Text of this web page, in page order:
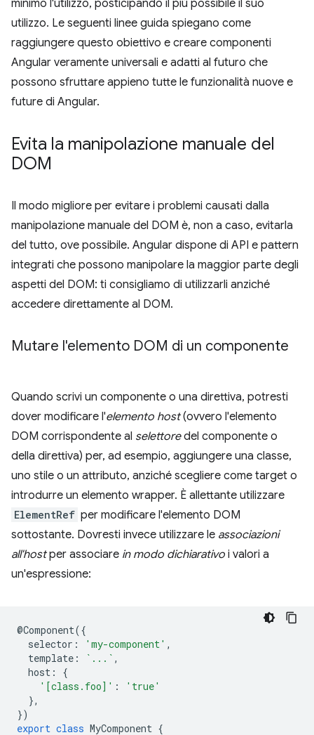
minimo l'utilizzo, posticipando il più possibile il suo
utilizzo. Le seguenti linee guida spiegano come
raggiungere questo obiettivo e creare componenti
Angular veramente universali e adatti al futuro che
possono sfruttare appieno tutte le funzionalità nuove e
future di Angular.
Evita la manipolazione manuale del
DOM
Il modo migliore per evitare i problemi causati dalla
manipolazione manuale del DOM è, non a caso, evitarla
del tutto, ove possibile. Angular dispone di API e pattern
integrati che possono manipolare la maggior parte degli
aspetti del DOM: ti consigliamo di utilizzarli anziché
accedere direttamente al DOM.
Mutare l'elemento DOM di un componente
Quando scrivi un componente o una direttiva, potresti
dover modificare l'elemento host(ovvero l'elemento
DOM corrispondente al selettoredel componente o
della direttiva) per, ad esempio, aggiungere una classe,
uno stile o un attributo, anziché scegliere come target o
introdurre un elemento wrapper. È allettante utilizzare
ElementRef per modificare l'elemento DOM
sottostante. Dovresti invece utilizzare le associazioni
all'hostper associare in modo dichiarativo i valori a
un'espressione:
@Component({
selector : 'my-component' ,
template : `...` ,
host :
{
'[class.foo]' :
'true'
},
})
export class MyComponent {